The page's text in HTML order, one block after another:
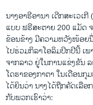
ນາງອາຣີອານາ ເດີກສະເວເ
ແບບ ຟຣີສະຕາຍ 200 ແມັດ
ຂ້ອນຂ້າງ ມີຄວາມຫວັງໜ້ອຍ
ໄປຮ່ວມກິລາໂອລິມປິກປີນີ້ ເ
ຈາກລາວ ຢູ່ໃນການແຂ່ງຂັນ
ໂດຮາຂອງກາຕາ ໃນເດືອນກຸ
ໄດ້ຍິນວ່າ ນາງໄດ້ຖືກຄັດເລື
ກັບພວກເຮົາວ່າ: